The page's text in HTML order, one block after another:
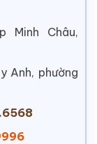
Minh Châu,
Anh, phường